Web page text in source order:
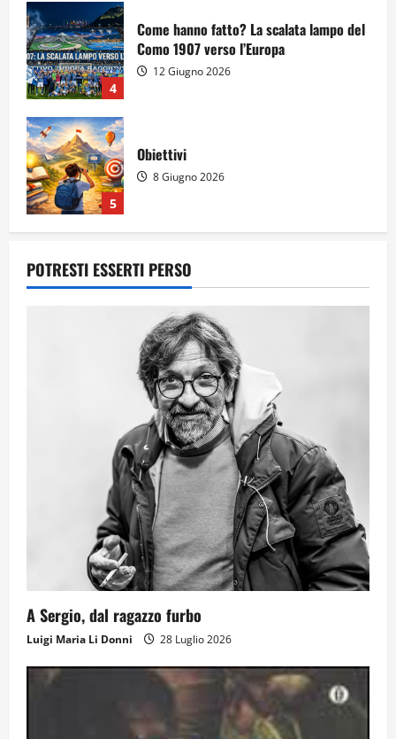
4
Come hanno fatto? La scalata lampo del
Como 1907 verso l’Europa
12 Giugno 2026
5
Obiettivi
8 Giugno 2026
Majorana-Maitani al Festival
dell’Innovazione Scolastica
23 Giugno 2026
Il futuro ha ancora bisogno di noi?
14 Giugno 2026
3
Orientarsi significa Scegliere. Ogni
gesto lascia un impronta
13 Giugno 2026
4
Come hanno fatto? La scalata lampo del
Como 1907 verso l’Europa
12 Giugno 2026
Obiettivi
POTRESTI ESSERTI PERSO
A Sergio, dal ragazzo furbo
Luigi Maria Li Donni 28 Luglio 2026